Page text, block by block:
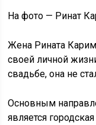
На фото — Ринат
Жена Рината
своей личной
свадьбе, она не
Основным
является